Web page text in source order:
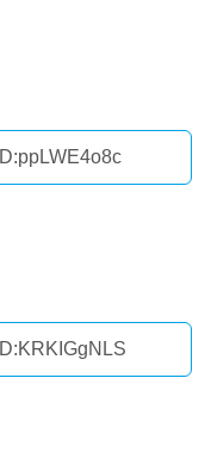
ID:ppLWE4o8c
ID:KRKIGgNLS